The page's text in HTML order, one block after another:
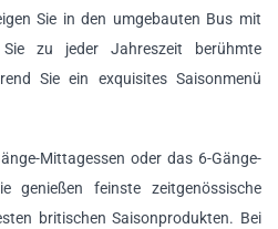
Sie in den umgebauten Bus mit
zu jeder Jahreszeit berühmte
Sie ein exquisites Saisonmenü
Mittagessen oder das 6-Gänge-
genießen feinste zeitgenössische
britischen Saisonprodukten. Bei